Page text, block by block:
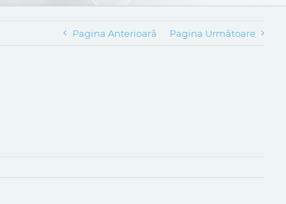
Pagina Anterioară Pagina Următoare